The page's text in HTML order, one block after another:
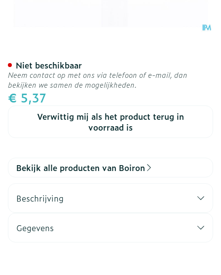
€ 5,37
Verwittig mij als het product terug in
voorraad is
Niet beschikbaar
Neem contact op met ons via telefoon of e-mail, dan
bekijken we samen de mogelijkheden.
Bekijk alle producten van Boiron
Beschrijving
Gegevens